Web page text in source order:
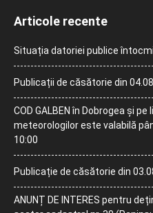
Articole recente
Situația datoriei publice
Publicații de căsătorie din
COD GALBEN în Dobrogea și
meteorologilor este valabilă
10:00
Publicație de căsătorie din
ANUNȚ DE INTERES pentru